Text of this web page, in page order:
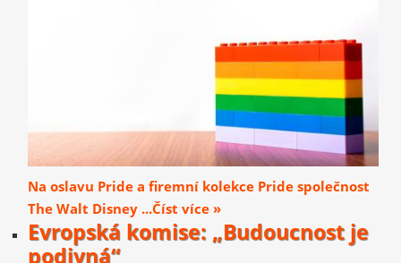
Na oslavu Pride a firemní kolekce Pride společnost
The Walt Disney ...Číst více »
Evropská komise: „Budoucnost je
podivná“